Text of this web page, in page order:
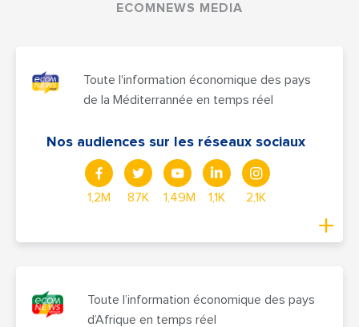
ECOMNEWS MEDIA
Toute l'information économique des pays
de la Méditerrannée en temps réel
Nos audiences sur les réseaux sociaux
1,2M 87K 1,49M 1,1K 2,1K
Toute l’information économique des pays
d’Afrique en temps réel